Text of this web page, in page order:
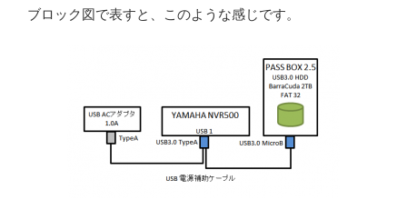
ブロック図で表すと、このような感じです。